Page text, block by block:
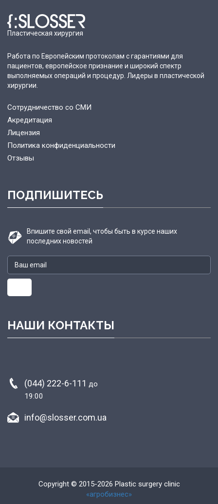
Пластическая хирургия
Работа по Европейским протоколам с гарантиями для
пациентов, европейское признание и широкий спектр
выполняемых операций и процедур. Лидеры в пластической
хирургии.
Сотрудничество со СМИ
Акредитация
Лицензия
Политика конфиденциальности
Отзывы
ПОДПИШИТЕСЬ
Впишите свой email, чтобы быть в курсе наших
последних новостей
НАШИ КОНТАКТЫ
(044) 222-6-111 до
19:00
info@slosser.com.ua
Copyright © 2015-2026 Plastic surgery clinic
«агробизнес»